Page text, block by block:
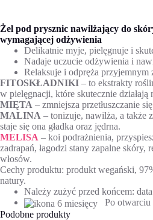
Żel pod prysznic nawilżający do
wymagającej odżywienia
Delikatnie myje, pielęgnuje i
Nadaje uczucie odżywienia i
Relaksuje i odpręża przyjemnym
FITOSKŁADNIKI – to ekstrakty
w pielęgnacji, które skutecznie działają
MIĘTA – zmniejsza przetłuszczanie
MALINA – tonizuje, nawilża, a także
staje się ona gładka oraz jędrna.
MELISA – koi podrażnienia,
zadrapań, łagodzi stany zapalne skóry,
włosów.
Cechy produktu: produkt wegański,
natury.
Należy zużyć przed końcem:
Po otwarciu
Podobne produkty